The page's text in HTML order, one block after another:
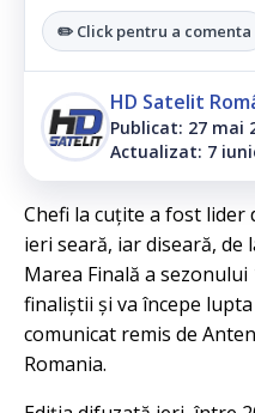
✏️ Click pentru a comenta
HD Satelit
Publicat: 27 mai
Actualizat: 7
Chefi la cuțite a fost lider
ieri seară, iar diseară, de
Marea Finală a
finaliștii și va începe
comunicat remis de
Romania.